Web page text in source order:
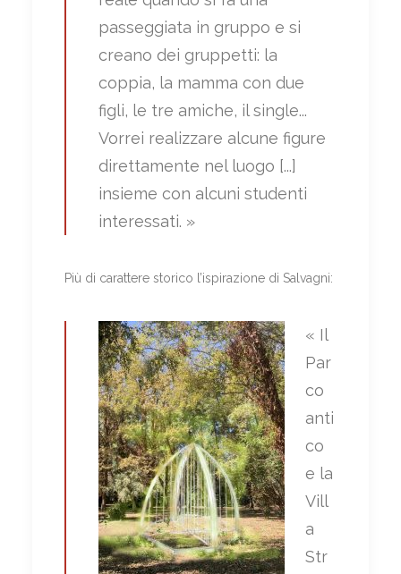
passeggiata in gruppo e si
creano dei gruppetti: la
coppia, la mamma con due
figli, le tre amiche, il single...
Vorrei realizzare alcune figure
direttamente nel luogo [...]
insieme con alcuni studenti
interessati. »
Più di carattere storico l’ispirazione di Salvagni:
« Il
Par
co
anti
co
e la
Vill
a
Str